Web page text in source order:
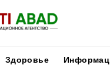
Здоровье